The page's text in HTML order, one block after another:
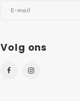
Volg ons